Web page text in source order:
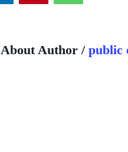
About Author / public